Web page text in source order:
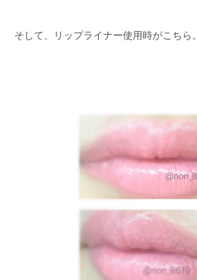
そして、リップライナー使用時がこちら。